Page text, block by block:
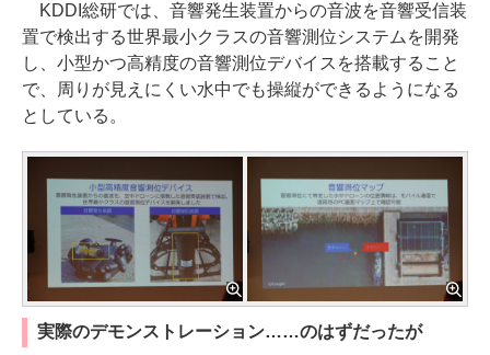
KDDI総研では、音響発生装置からの音波を音響受信装
置で検出する世界最小クラスの音響測位システムを開発
し、小型かつ高精度の音響測位デバイスを搭載すること
で、周りが見えにくい水中でも操縦ができるようになる
としている。
実際のデモンストレーション……のはずだったが